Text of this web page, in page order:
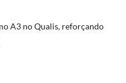
A3 no Qualis, reforçando